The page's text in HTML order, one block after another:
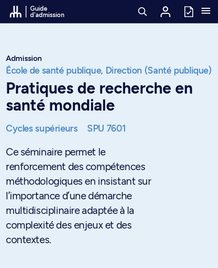
Passer au contenu
Guide
d'admission
Admission
École de santé publique, Direction (Santé publique)
Pratiques de recherche en
santé mondiale
Cycles supérieurs SPU 7601
Ce séminaire permet le
renforcement des compétences
méthodologiques en insistant sur
l’importance d’une démarche
multidisciplinaire adaptée à la
complexité des enjeux et des
contextes.